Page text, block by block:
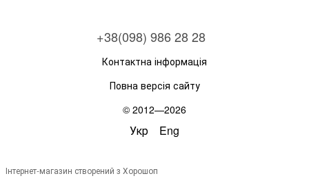
+38(098) 986 28 28
Контактна інформація
Повна версія сайту
© 2012—2026
Укр Eng
Інтернет-магазин створений з Хорошоп